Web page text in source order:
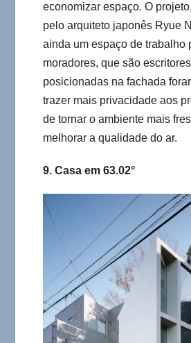
economizar espaço. O
pelo arquiteto japonês Ryue
ainda um espaço de trabalho
moradores, que são
posicionadas na fachada
trazer mais privacidade aos
de tornar o ambiente mais
melhorar a qualidade do ar.
9. Casa em 63.02°